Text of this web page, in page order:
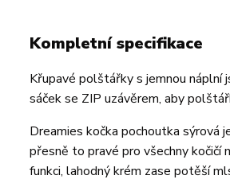
Kompletní specifikace
Křupavé polštářky s jemnou náplní
sáček se ZIP uzávěrem, aby
Dreamies kočka pochoutka sýrová
přesně to pravé pro všechny kočičí
funkci, lahodný krém zase potěší